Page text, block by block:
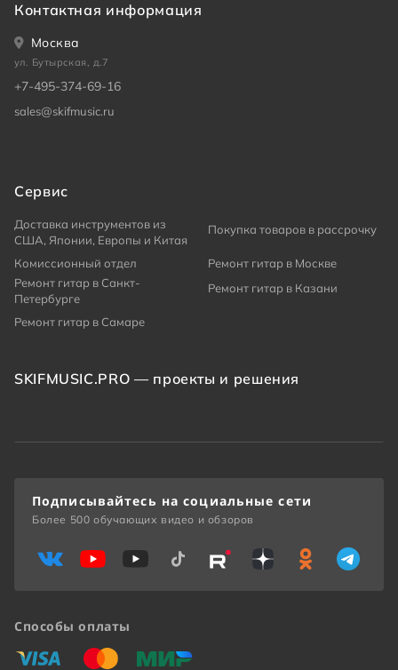
Контактная информация
Москва
ул. Бутырская, д.7
+7-495-374-69-16
sales@skifmusic.ru
Сервис
Доставка инструментов из
США, Японии, Европы и Китая
Покупка товаров в рассрочку
Комиссионный отдел
Ремонт гитар в Москве
Ремонт гитар в Санкт-
Петербурге
Ремонт гитар в Казани
Ремонт гитар в Самаре
SKIFMUSIC.PRO — проекты и решения
Способы оплаты
«Виза» «Мастеркард»
«Мир»
Подписывайтесь на социальные сети
Более 500 обучающих видео и обзоров